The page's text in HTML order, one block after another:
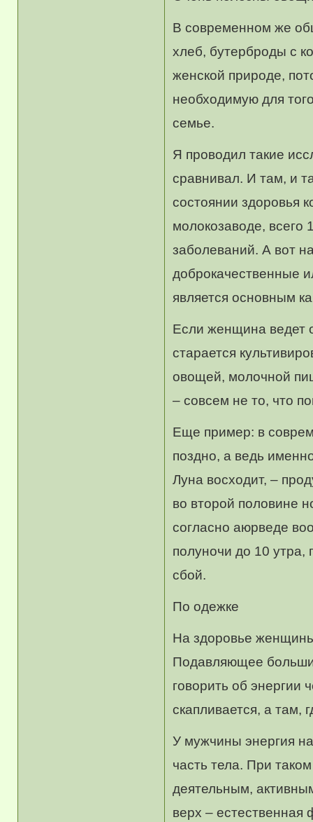
В современном же
хлеб, бутерброды с
женской природе,
необходимую для
семье.
Я проводил такие
сравнивал. И там, и
состоянии здоровья
молокозаводе, всего
заболеваний. А вот
доброкачественные
является основным
Если женщина ведет
старается
овощей, молочной
– совсем не то, что
Еще пример: в
поздно, а ведь
Луна восходит, –
во второй половине
согласно аюрведе
полуночи до 10
сбой.
По одежке
На здоровье
Подавляющее
говорить об энергии
скапливается, а там,
У мужчины энергия
часть тела. При
деятельным,
верх –